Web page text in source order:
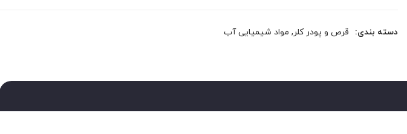
دسته بندی: قرص و پودر کلر, مواد شیمیایی آب